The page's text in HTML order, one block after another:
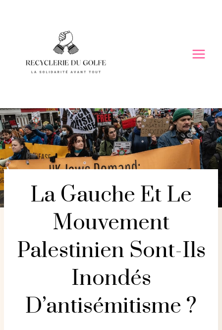
La Gauche Et Le
Mouvement
Palestinien Sont-Ils
Inondés
D’antisémitisme ?